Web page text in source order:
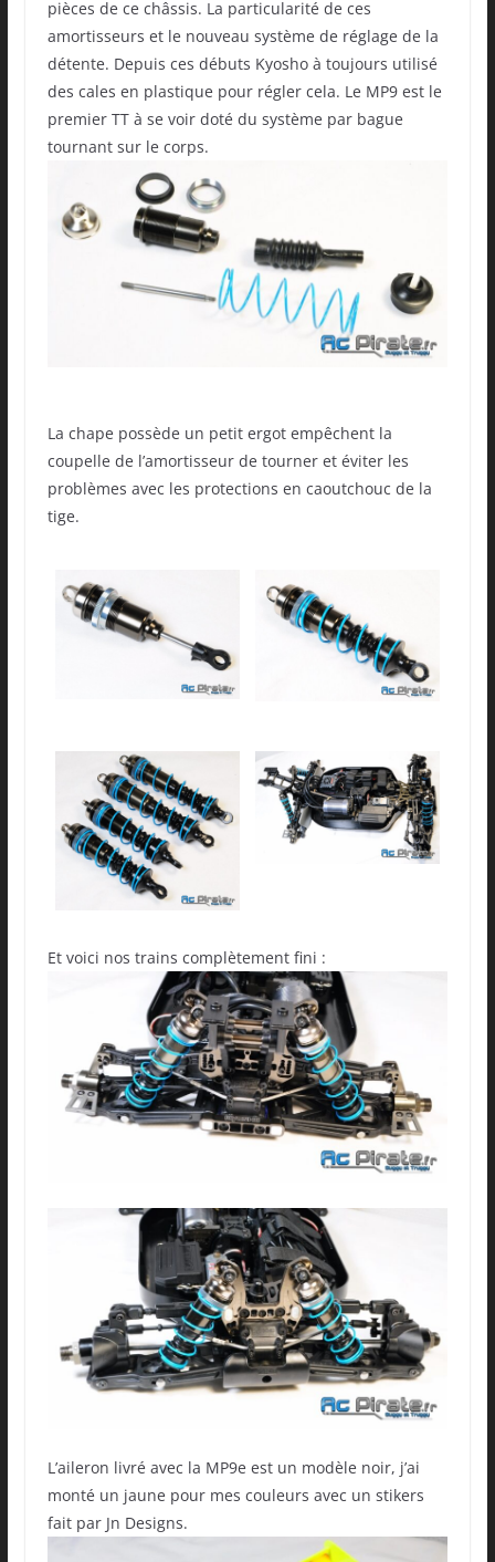
pièces de ce châssis. La particularité de ces
amortisseurs et le nouveau système de réglage de la
détente. Depuis ces débuts Kyosho à toujours utilisé
des cales en plastique pour régler cela. Le MP9 est le
premier TT à se voir doté du système par bague
tournant sur le corps.
La chape possède un petit ergot empêchent la
coupelle de l’amortisseur de tourner et éviter les
problèmes avec les protections en caoutchouc de la
tige.
Et voici nos trains complètement fini :
L’aileron livré avec la MP9e est un modèle noir, j’ai
monté un jaune pour mes couleurs avec un stikers
fait par Jn Designs.